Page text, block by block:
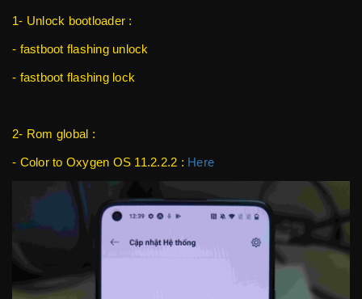
1- Unlock bootloader :
- fastboot flashing unlock
- fastboot flashing lock
2- Rom global :
- Color to Oxygen OS 11.2.2.2 : Here